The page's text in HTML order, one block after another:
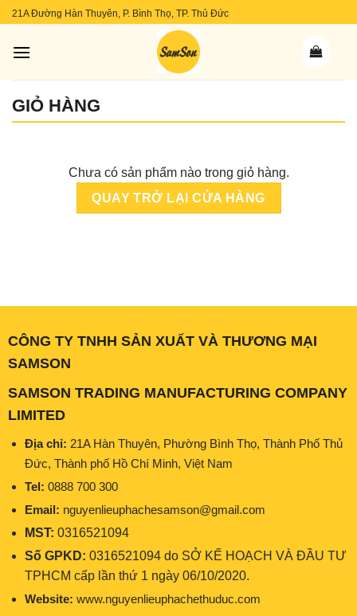
Skip
content
21A Đường Hàn Thuyên, P. Bình Thọ, TP. Thủ Đức
GIỎ HÀNG
Chưa có sản phẩm nào trong giỏ hàng.
QUAY TRỞ LẠI CỬA HÀNG
CÔNG TY TNHH SẢN XUẤT VÀ THƯƠNG MẠI
SAMSON
SAMSON TRADING MANUFACTURING COMPANY
LIMITED
Địa chỉ: 21A Hàn Thuyên, Phường Bình Thọ, Thành Phố Thủ
Đức, Thành phố Hồ Chí Minh, Việt Nam
Tel: 0888 700 300
Email: nguyenlieuphachesamson@gmail.com
MST: 0316521094
Số GPKD: 0316521094 do SỞ KẾ HOẠCH VÀ ĐẦU TƯ
TPHCM cấp lần thứ 1 ngày 06/10/2020.
Website: www.nguyenlieuphachethuduc.com